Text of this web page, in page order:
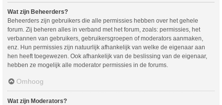
Wat zijn Beheerders?
Beheerders zijn gebruikers die alle permissies hebben over het gehele
forum. Zij beheren alles in verband met het forum, zoals: permissies, het
verbannen van gebruikers, gebruikersgroepen of moderators aanmaken,
enz. Hun permissies zijn natuurlijk afhankelijk van welke de eigenaar aan
hen heeft toegewezen. Ook afhankelijk van de beslissing van de eigenaar,
hebben ze mogelijk alle moderator permissies in de forums.
Omhoog
Wat zijn Moderators?